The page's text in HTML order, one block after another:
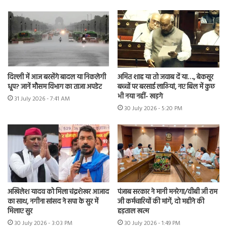
दिल्ली में आज बरसेंगे बादल या निकलेगी
धूप? जानें मौसम विभाग का ताजा अपडेट
31 July 2026 - 7:41 AM
अमित शाह या तो जवाब दें या…., बेकसूर
बच्चों पर बरसाई लाठियां, नए बिल में कुछ
भी नया नहीं- खड़गे
30 July 2026 - 5:20 PM
अखिलेश यादव को मिला चंद्रशेखर आजाद
का साथ, नगीना सांसद ने सपा के सुर में
मिलाए सुर
30 July 2026 - 3:03 PM
पंजाब सरकार ने मानी मनरेगा/वीबी जी राम
जी कर्मचारियों की मांगें, दो महीने की
हड़ताल खत्म
30 July 2026 - 1:49 PM